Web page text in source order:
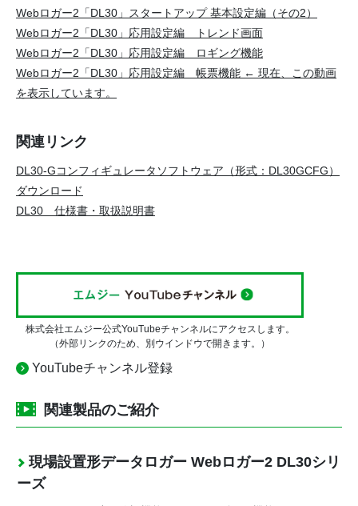
Webロガー2「DL30」スタートアップ 基本設定編（その2）
Webロガー2「DL30」応用設定編 トレンド画面
Webロガー2「DL30」応用設定編 ロギング機能
Webロガー2「DL30」応用設定編 帳票機能 ← 現在、この動画
を表示しています。
関連リンク
DL30-Gコンフィギュレータソフトウェア（形式：DL30GCFG）
ダウンロード
DL30 仕様書・取扱説明書
株式会社エムジー公式YouTubeチャンネルにアクセスします。
（外部リンクのため、別ウインドウで開きます。）
YouTubeチャンネル登録
関連製品のご紹介
現場設置形データロガー Webロガー2 DL30シリ
ーズ